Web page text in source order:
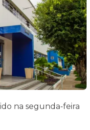
na segunda-feira